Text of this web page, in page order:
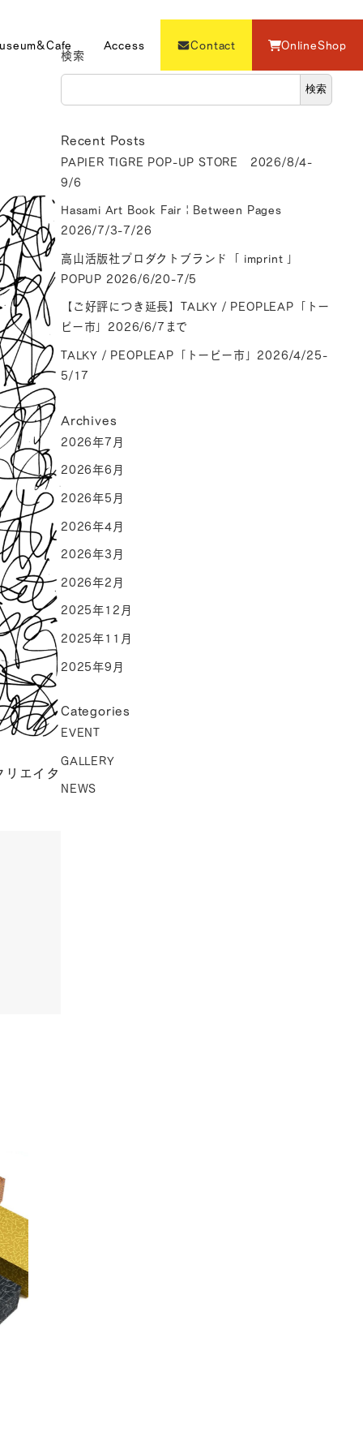
Access Contact OnlineShop
エイタ
検索
検索
Recent Posts
PAPIER TIGRE POP-UP STORE 2026/8/4-
9/6
Hasami Art Book Fair | Between Pages
2026/7/3-7/26
高山活版社プロダクトブランド「 imprint 」
POPUP 2026/6/20-7/5
【ご好評につき延長】TALKY / PEOPLEAP「トー
ピー市」2026/6/7まで
TALKY / PEOPLEAP「トーピー市」2026/4/25-
5/17
Archives
2026年7月
2026年6月
2026年5月
2026年4月
2026年3月
2026年2月
2025年12月
2025年11月
2025年9月
Categories
EVENT
GALLERY
NEWS